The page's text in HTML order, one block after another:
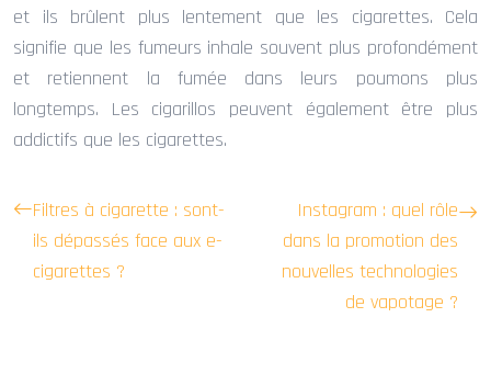
et ils brûlent plus lentement que les cigarettes. Cela
signifie que les fumeurs inhale souvent plus profondément
et retiennent la fumée dans leurs poumons plus
longtemps. Les cigarillos peuvent également être plus
addictifs que les cigarettes.
Filtres à cigarette : sont-
ils dépassés face aux e-
cigarettes ?
Instagram : quel rôle
dans la promotion des
nouvelles technologies
de vapotage ?